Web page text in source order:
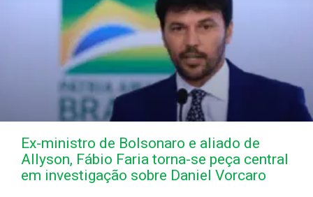
Ex-ministro de Bolsonaro e aliado de
Allyson, Fábio Faria torna-se peça central
em investigação sobre Daniel Vorcaro